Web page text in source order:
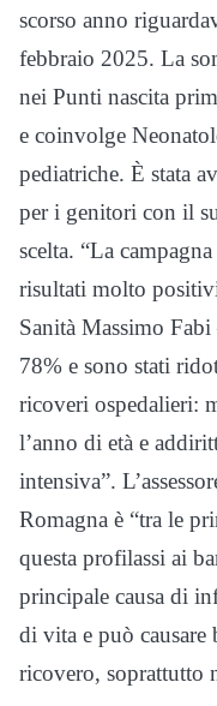
scorso anno
febbraio 2025. La
nei Punti nascita
e coinvolge
pediatriche. È stata
per i genitori con il
scelta. “La
risultati molto positivi
Sanità Massimo
78% e sono stati
ricoveri ospedalieri:
l’anno di età e
intensiva”.
Romagna è “tra le
questa profilassi ai
principale causa di
di vita e può
ricovero, soprattutto